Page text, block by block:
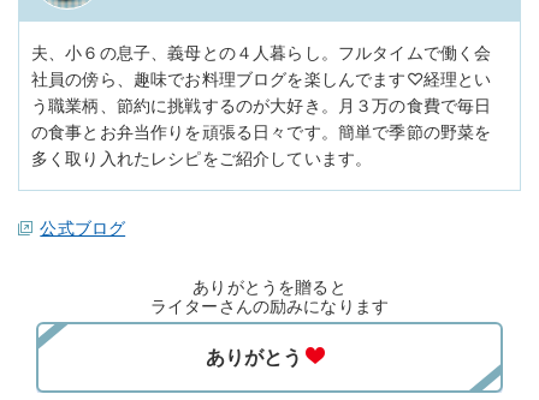
夫、小６の息子、義母との４人暮らし。フルタイムで働く会
社員の傍ら、趣味でお料理ブログを楽しんでます♡経理とい
う職業柄、節約に挑戦するのが大好き。月３万の食費で毎日
の食事とお弁当作りを頑張る日々です。簡単で季節の野菜を
多く取り入れたレシピをご紹介しています。
公式ブログ
ありがとうを贈ると
ライターさんの励みになります